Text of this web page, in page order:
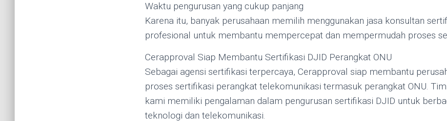
Waktu pengurusan yang cukup panjang
Karena itu, banyak perusahaan memilih menggunakan jasa konsultan
profesional untuk membantu mempercepat dan mempermudah proses
Cerapproval Siap Membantu Sertifikasi DJID Perangkat ONU
Sebagai agensi sertifikasi terpercaya, Cerapproval siap membantu
proses sertifikasi perangkat telekomunikasi termasuk perangkat ONU.
kami memiliki pengalaman dalam pengurusan sertifikasi DJID untuk
teknologi dan telekomunikasi.